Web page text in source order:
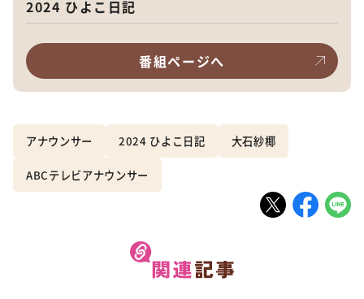
2024 ひよこ日記
番組ページへ
アナウンサー 2024 ひよこ日記 大石紗椰
ABCテレビアナウンサー